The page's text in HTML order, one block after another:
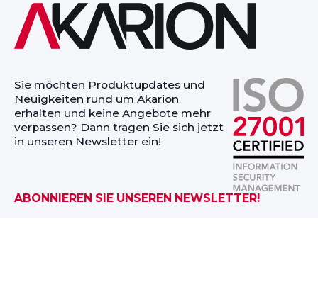
Sie möchten Produktupdates und
Neuigkeiten rund um Akarion
erhalten und keine Angebote mehr
verpassen? Dann tragen Sie sich jetzt
in unseren Newsletter ein!
ABONNIEREN SIE UNSEREN NEWSLETTER!